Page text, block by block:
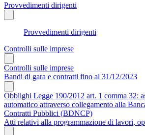
Provvedimenti dirigenti
Provvedimenti dirigenti
Controlli sulle imprese
Controlli sulle imprese
Bandi di gara e contratti fino al 31/12/2023
Obblighi Legge 190/2012 art. 1 comma 32:
automatico attraverso collegamento alla
Contratti Pubblici (BDNCP)
Atti relativi alla programmazione di lavori,